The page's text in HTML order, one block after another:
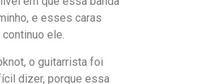
e esses caras
ele.
o guitarrista foi
dizer, porque essa